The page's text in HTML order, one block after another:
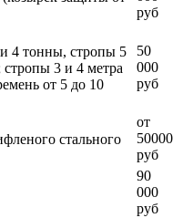
руб
4 тонны, стропы 5
3 и 4 метра
от 5 до 10
50
000
руб
стального
от
50000
руб
90
000
руб